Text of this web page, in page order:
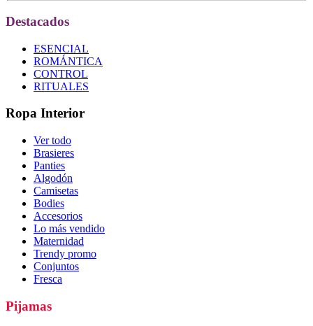
Destacados
ESENCIAL
ROMÁNTICA
CONTROL
RITUALES
Ropa Interior
Ver todo
Brasieres
Panties
Algodón
Camisetas
Bodies
Accesorios
Lo más vendido
Maternidad
Trendy promo
Conjuntos
Fresca
Pijamas